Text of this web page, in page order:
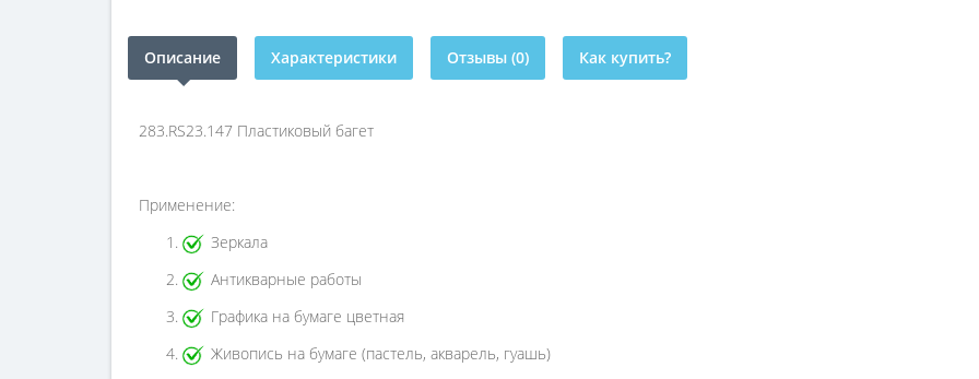
Описание Характеристики Отзывы (0) Как купить?
283.RS23.147 Пластиковый багет
Применение:
Зеркала
Антикварные работы
Графика на бумаге цветная
Живопись на бумаге (пастель, акварель, гуашь)